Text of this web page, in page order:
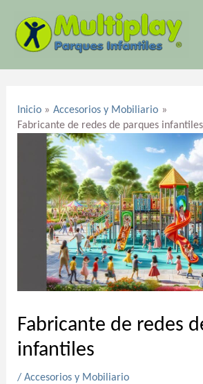
contenido
Inicio
Accesorios y Mobiliario
Fabricante de redes de parques infantiles
Fabricante de redes
infantiles
/ Accesorios y Mobiliario
entradas